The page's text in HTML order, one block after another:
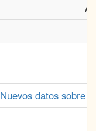
Nuevos datos sobre